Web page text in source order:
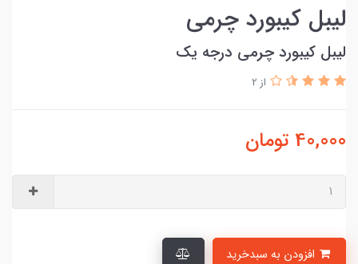
لیبل کیبورد چرمی
لیبل کیبورد چرمی درجه یک
از 2
40,000 تومان